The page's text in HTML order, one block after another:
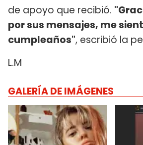
de apoyo que recibió.
por sus mensajes, me
cumpleaños", escribió la
L.M
GALERÍA DE IMÁGENES